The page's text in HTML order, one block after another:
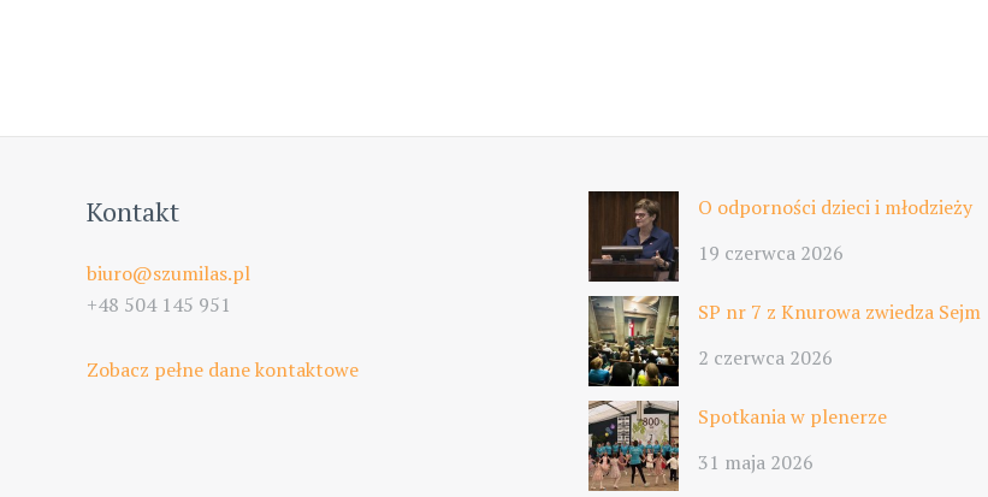
Kontakt
biuro@szumilas.pl
+48 504 145 951
Zobacz pełne dane kontaktowe
O odporności dzieci i młodzieży
19 czerwca 2026
SP nr 7 z Knurowa zwiedza Sejm
2 czerwca 2026
Spotkania w plenerze
31 maja 2026